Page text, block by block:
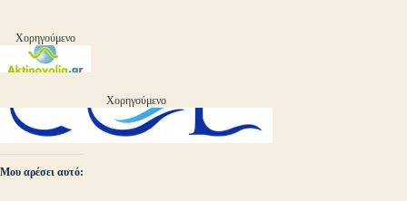
Χορηγούμενο
Χορηγούμενο
Μου αρέσει αυτό: